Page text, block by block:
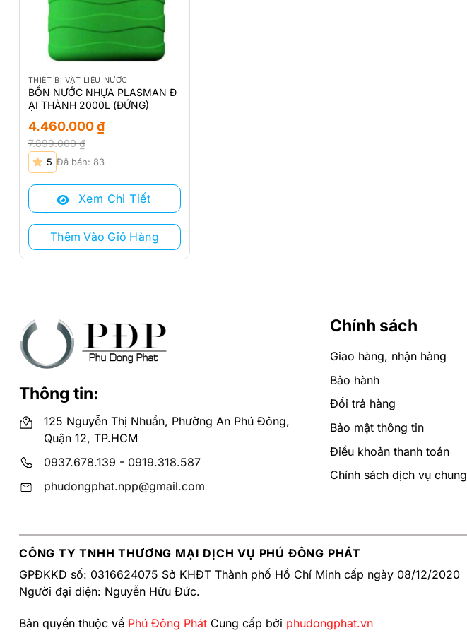
THIẾT BỊ VẬT LIỆU NƯỚC
BỒN NƯỚC NHỰA PLASMAN Đ
ẠI THÀNH 2000L (ĐỨNG)
7.899.000₫
Giá
gốc
là:
7.899.000 ₫.
4.460.000₫
Giá
hiện
tại
4.460.000 ₫.
5 Đã bán: 83
Xem Chi Tiết
Thêm Vào Giỏ Hàng
Thông tin:
125 Nguyễn Thị Nhuần, Phường An Phú Đông,
Quận 12, TP.HCM
0937.678.139 - 0919.318.587
phudongphat.npp@gmail.com
Chính sách
Giao hàng, nhận hàng
Bảo hành
Đổi trả hàng
Bảo mật thông tin
Điều khoản thanh toán
Chính sách dịch vụ chung
CÔNG TY TNHH THƯƠNG MẠI DỊCH VỤ PHÚ ĐÔNG PHÁT
GPĐKKD số: 0316624075 Sở KHĐT Thành phố Hồ Chí Minh cấp ngày 08/12/2020
Người đại diện: Nguyễn Hữu Đức.
Bản quyền thuộc về Phú Đông Phát Cung cấp bởi phudongphat.vn